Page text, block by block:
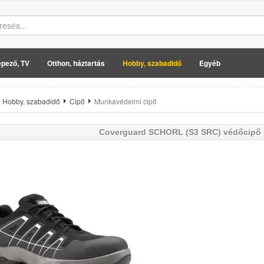
TV Otthon, háztartás Hobby, szabadidő Egyéb
Hobby, szabadidő Cipő Munkavédelmi cipő
Coverguard SCHORL (S3 SRC)